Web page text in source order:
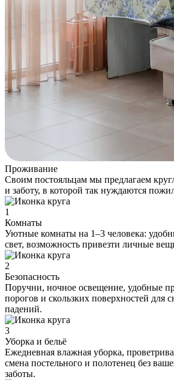
Проживание
Своим постояльцам мы предлагаем
и заботу, в которой так нуждаются
1
Комнаты
Уютные комнаты на 1–3 человека:
свет, возможность привезти личные
2
Безопасность
Поручни, ночное освещение, удобные
порогов и скользких поверхностей для
падений.
3
Уборка и бельё
Ежедневная влажная уборка,
смена постельного и полотенец без
заботы.